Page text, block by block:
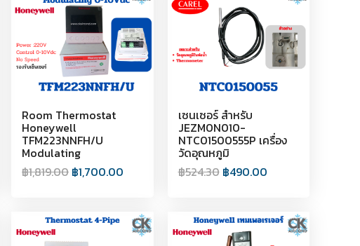
Room Thermostat
Honeywell
TFM223NNFH/U
Modulating
฿1,819.00 ฿1,700.00
เซนเซอร์ สำหรับ
JEZM0N010-
NTC01500555P เครื่อง
วัดอุณหภูมิ
฿524.30 ฿490.00